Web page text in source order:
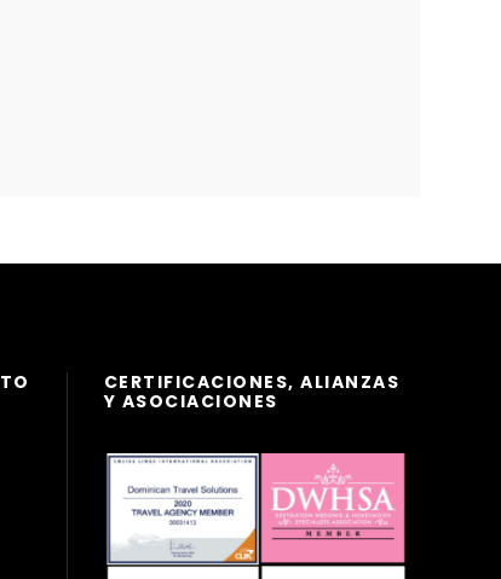
CERTIFICACIONES, ALIANZAS
Y ASOCIACIONES